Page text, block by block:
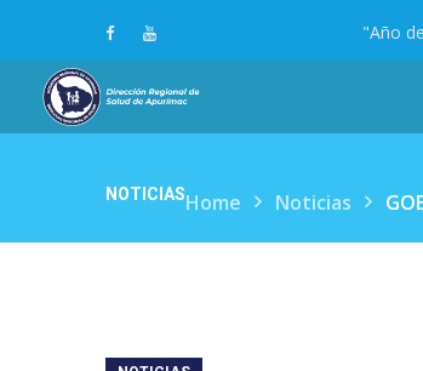
"Año
NOTICIASHome Noticias